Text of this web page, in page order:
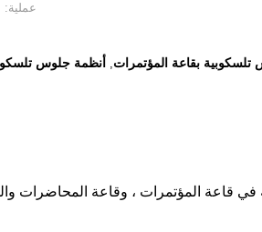
عملية:
بقاعة المؤتمرات, أنظمة جلوس
قاعة المؤتمرات ، وقاعة المحاضرات